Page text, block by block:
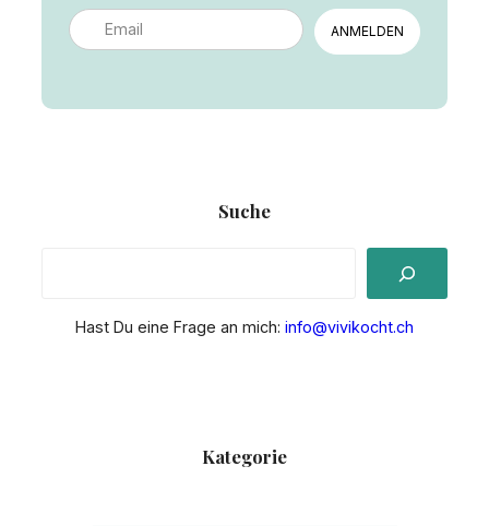
ANMELDEN
Suche
Hast Du eine Frage an mich: info@vivikocht.ch
Kategorie